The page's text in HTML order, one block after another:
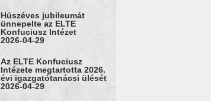
Húszéves jubileumát
ünnepelte az ELTE
Konfuciusz Intézet
2026-04-29
Az ELTE Konfuciusz
Intézete megtartotta 2026.
évi igazgatótanácsi ülését
2026-04-29